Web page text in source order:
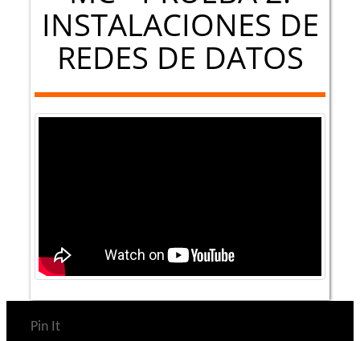
INSTALACIONES DE
REDES DE DATOS
Pin It